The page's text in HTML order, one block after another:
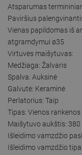
Atsparumas
Paviršius
Vienas papildomas iš
atgramdymui ø35
Virtuvės maišytuvas:
Medžiaga: Žalvaris
Spalva: Auksinė
Galvutė: Keraminė
Perlatorius: Taip
Tipas: Vienos rankenos
Maišytuvo aukštis: 380
Išleidimo vamzdžio
Išleidimo vamzdžio